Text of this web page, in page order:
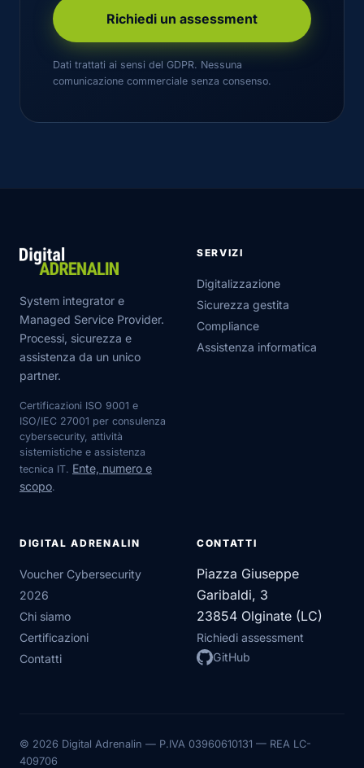
Richiedi un assessment
Dati trattati ai sensi del GDPR. Nessuna
comunicazione commerciale senza consenso.
System integrator e
Managed Service Provider.
Processi, sicurezza e
assistenza da un unico
partner.
Certificazioni ISO 9001 e
ISO/IEC 27001 per consulenza
cybersecurity, attività
sistemistiche e assistenza
tecnica IT. Ente, numero e
scopo.
SERVIZI
Digitalizzazione
Sicurezza gestita
Compliance
Assistenza informatica
DIGITAL ADRENALIN
Voucher Cybersecurity
2026
Chi siamo
Certificazioni
Contatti
CONTATTI
Piazza Giuseppe
Garibaldi, 3
23854 Olginate (LC)
Richiedi assessment
GitHub
© 2026 Digital Adrenalin — P.IVA 03960610131 — REA LC-
409706